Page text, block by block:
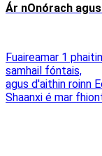
Ár nOnórach
Fuaireamar 1
samhail fóntais,
agus d'aithin roinn
Shaanxi é mar